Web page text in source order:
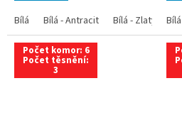
Bílá Bílá - Antracit Bílá - Zlatý dubBílá
Počet komor: 6
Počet těsnění:
3